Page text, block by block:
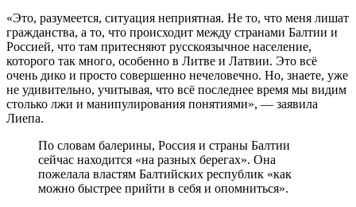
«Это, разумеется, ситуация неприятная. Не то, что меня лишат
гражданства, а то, что происходит между странами Балтии и
Россией, что там притесняют русскоязычное население,
которого так много, особенно в Литве и Латвии. Это всë
очень дико и просто совершенно нечеловечно. Но, знаете, уже
не удивительно, учитывая, что всë последнее время мы видим
столько лжи и манипулирования понятиями», — заявила
Лиепа.
По словам балерины, Россия и страны Балтии
сейчас находится «на разных берегах». Она
пожелала властям Балтийских республик «как
можно быстрее прийти в себя и опомниться».